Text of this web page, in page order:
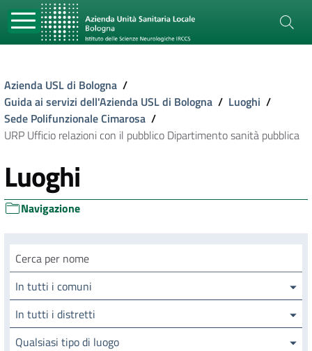
Azienda USL di Bologna /
Guida ai servizi dell'Azienda USL di Bologna / Luoghi /
Sede Polifunzionale Cimarosa /
URP Ufficio relazioni con il pubblico Dipartimento sanità pubblica
Luoghi
Navigazione
Cerca luogo
In tutti i comuni
In tutti i distretti
Qualsiasi tipo di luogo